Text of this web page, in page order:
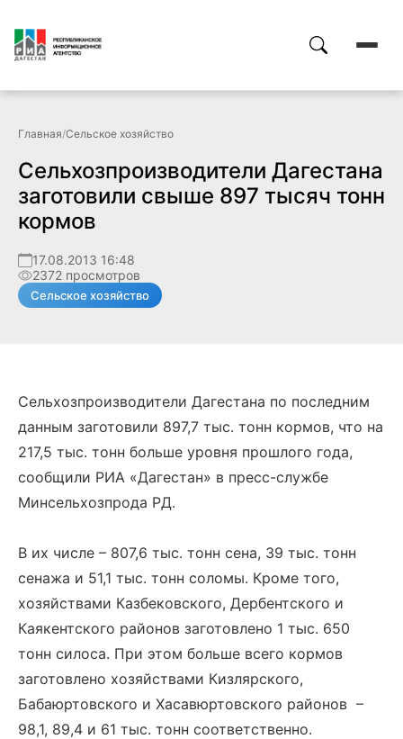
Главная/Сельское хозяйство
Сельхозпроизводители Дагестана
заготовили свыше 897 тысяч тонн
кормов
17.08.2013 16:48
2372 просмотров
Сельское хозяйство
Сельхозпроизводители Дагестана по последним
данным заготовили 897,7 тыс. тонн кормов, что на
217,5 тыс. тонн больше уровня прошлого года,
сообщили РИА «Дагестан» в пресс-службе
Минсельхозпрода РД.
В их числе – 807,6 тыс. тонн сена, 39 тыс. тонн
сенажа и 51,1 тыс. тонн соломы. Кроме того,
хозяйствами Казбековского, Дербентского и
Каякентского районов заготовлено 1 тыс. 650
тонн силоса. При этом больше всего кормов
заготовлено хозяйствами Кизлярского,
Бабаюртовского и Хасавюртовского районов –
98,1, 89,4 и 61 тыс. тонн соответственно.